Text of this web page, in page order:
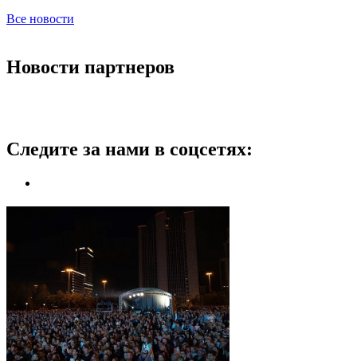
Все новости
Новости партнеров
Следите за нами в соцсетях: